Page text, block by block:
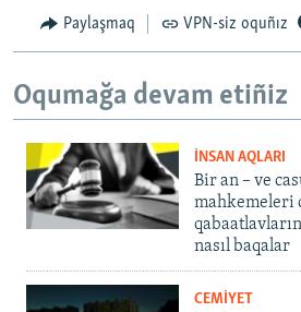
Paylaşmaq VPN-siz oquñız
Oqumağa devam etiñiz
İNSAN AQLARI
Bir an – ve
mahkemeleri
nasıl baqalar
CEMİYET